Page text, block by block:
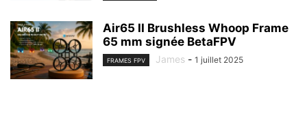
Air65 II Brushless Whoop Frame
65 mm signée BetaFPV
FRAMES FPV James - 1 juillet 2025